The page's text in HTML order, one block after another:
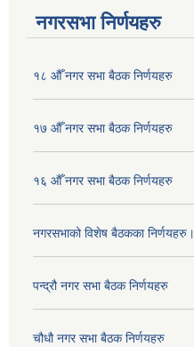
नगरसभा निर्णयहरु
१८ औँ नगर सभा बैठक निर्णयहरु
१७ औँ नगर सभा बैठक निर्णयहरु
१६ औँ नगर सभा बैठक निर्णयहरु
नगरसभाको विशेष बैठकका निर्णयहरु।
पन्द्रौ नगर सभा बैठक निर्णयहरु
चौधौ नगर सभा बैठक निर्णयहरु